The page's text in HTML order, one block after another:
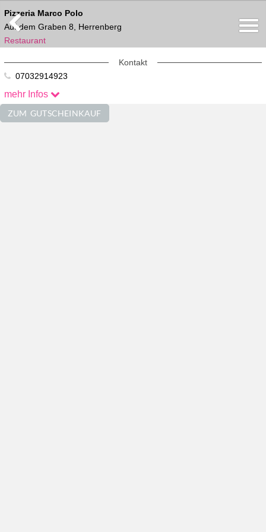
Pizzeria Marco Polo
Auf dem Graben 8, Herrenberg
Restaurant
Kontakt
07032914923
mehr Infos
ZUM GUTSCHEINKAUF